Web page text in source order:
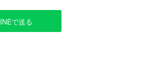
で送る